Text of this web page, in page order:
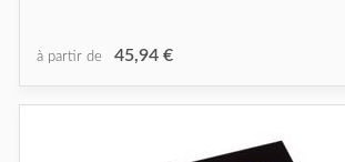
à partir de 45,94 €